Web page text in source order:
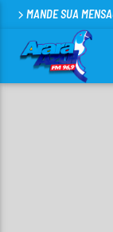
MANDE SUA